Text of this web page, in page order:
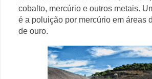
cobalto, mercúrio e outros metais.
é a poluição por mercúrio em áreas
de ouro.